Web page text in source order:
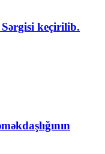
Sərgisi keçirilib.